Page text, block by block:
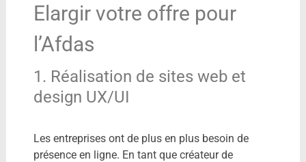
Elargir votre offre pour
l’Afdas
1. Réalisation de sites web et
design UX/UI
Les entreprises ont de plus en plus besoin de
présence en ligne. En tant que créateur de